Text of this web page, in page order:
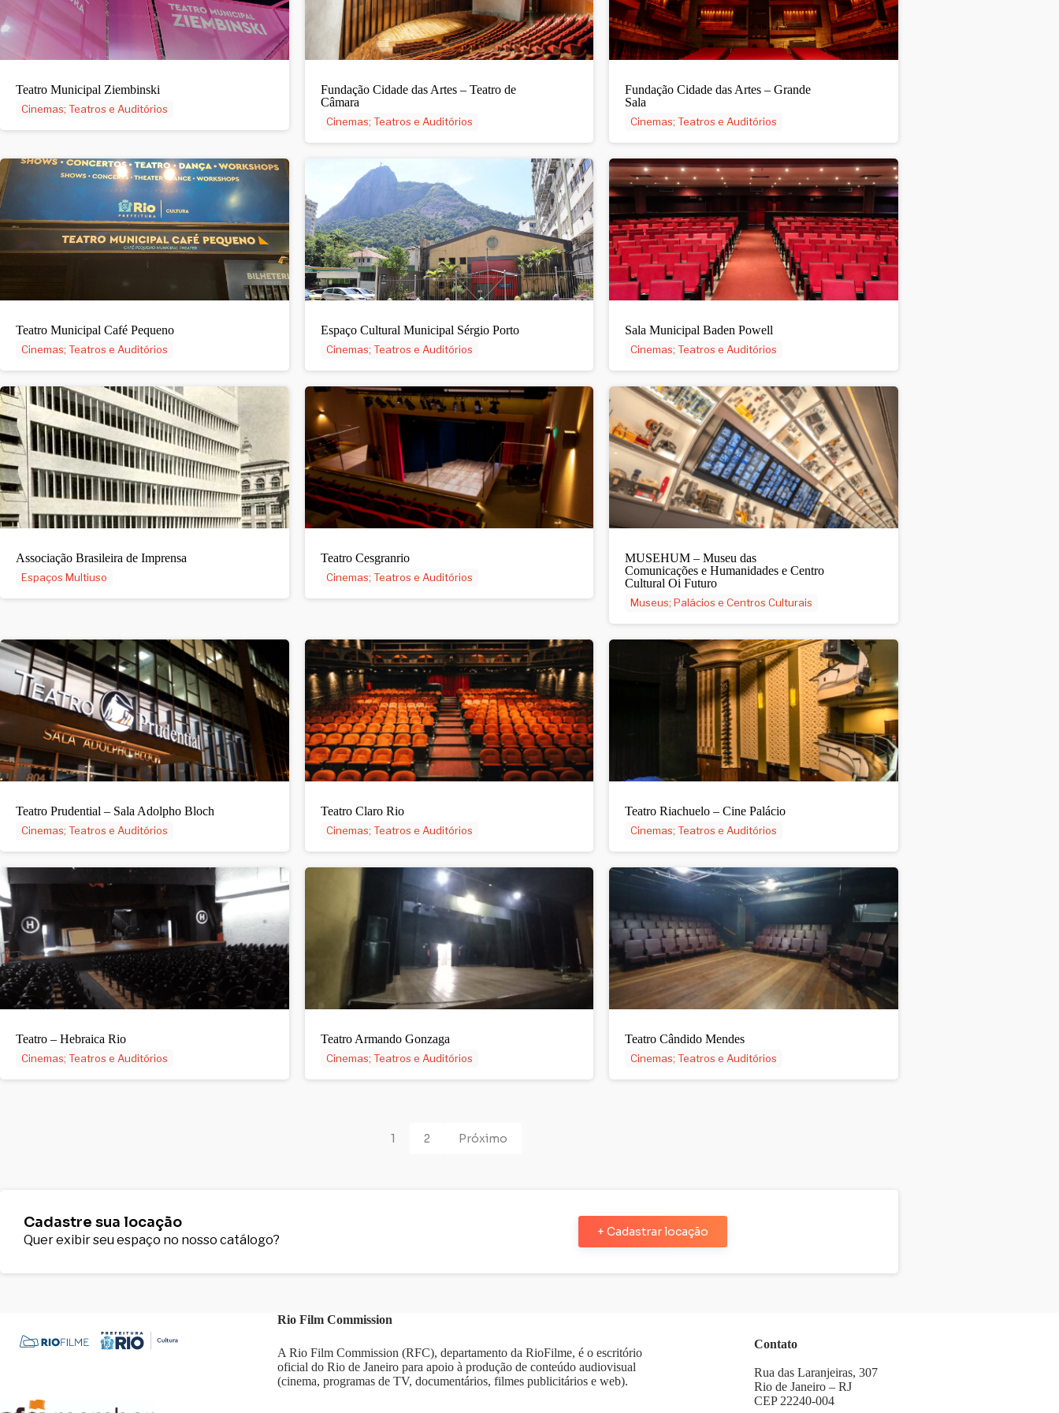
Teatro Municipal Ziembinski
Cinemas; Teatros e Auditórios
Fundação Cidade das Artes – Teatro de
Câmara
Cinemas; Teatros e Auditórios
Fundação Cidade das Artes – Grande
Sala
Cinemas; Teatros e Auditórios
Teatro Municipal Café Pequeno
Cinemas; Teatros e Auditórios
Espaço Cultural Municipal Sérgio Porto
Cinemas; Teatros e Auditórios
Sala Municipal Baden Powell
Cinemas; Teatros e Auditórios
Associação Brasileira de Imprensa
Espaços Multiuso
Teatro Cesgranrio
Cinemas; Teatros e Auditórios
MUSEHUM – Museu das
Comunicações e Humanidades e Centro
Cultural Oi Futuro
Museus; Palácios e Centros Culturais
Teatro Prudential – Sala Adolpho Bloch
Cinemas; Teatros e Auditórios
Teatro Claro Rio
Cinemas; Teatros e Auditórios
Teatro Riachuelo – Cine Palácio
Cinemas; Teatros e Auditórios
Teatro – Hebraica Rio
Cinemas; Teatros e Auditórios
Teatro Armando Gonzaga
Cinemas; Teatros e Auditórios
Teatro Cândido Mendes
Cinemas; Teatros e Auditórios
1 2 Próximo
Cadastre sua locação
Quer exibir seu espaço no nosso catálogo?
+ Cadastrar locação
Rio Film Commission
A Rio Film Commission (RFC), departamento da RioFilme, é o escritório
oficial do Rio de Janeiro para apoio à produção de conteúdo audiovisual
(cinema, programas de TV, documentários, filmes publicitários e web).
Contato
Rua das Laranjeiras, 307
Rio de Janeiro – RJ
CEP 22240-004